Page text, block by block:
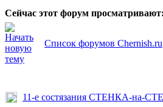
Сейчас этот форум
Список форумов Chernish.ru
11-е состязания СТЕНКА-на-